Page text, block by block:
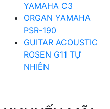
YAMAHA C3
ORGAN YAMAHA
PSR-190
GUITAR ACOUSTIC
ROSEN G11 TỰ
NHIÊN